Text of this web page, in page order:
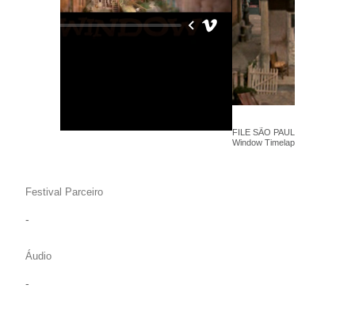
FILE SÃO PAULO 2013 - Jeff
Window Timelapse - Anima+
Festival Parceiro
-
Áudio
-